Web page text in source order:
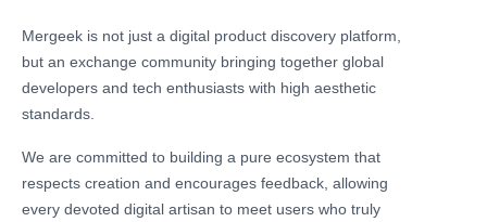
Mergeek is not just a digital product discovery platform,
but an exchange community bringing together global
developers and tech enthusiasts with high aesthetic
standards.
We are committed to building a pure ecosystem that
respects creation and encourages feedback, allowing
every devoted digital artisan to meet users who truly